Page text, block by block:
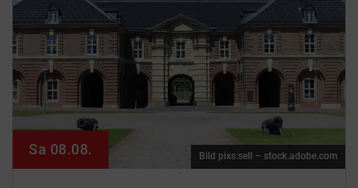
Sa 08.08. Bild pixs:sell – stock.adobe.com